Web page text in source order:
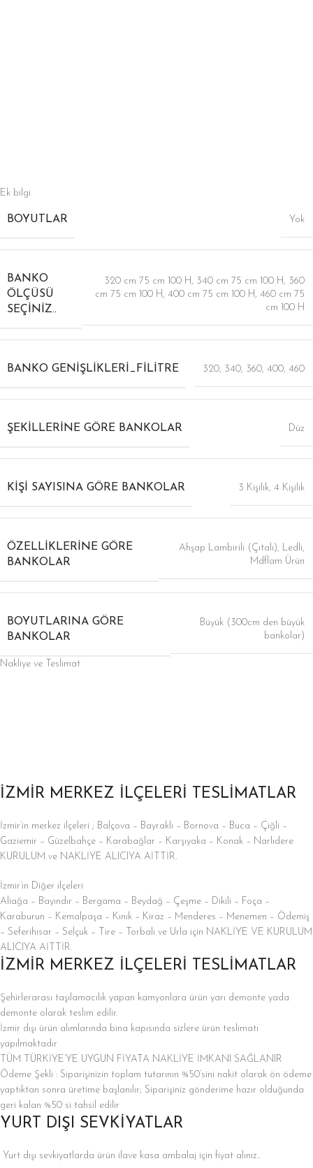
Ek bilgi
BOYUTLAR Yok
BANKO
ÖLÇÜSÜ
SEÇINIZ..
320 cm 75 cm 100 H , 340 cm 75 cm 100 H , 360
cm 75 cm 100 H , 400 cm 75 cm 100 H , 460 cm 75
cm 100 H
BANKO GENIŞLIKLERI_FILITRE 320, 340, 360, 400, 460
ŞEKILLERINE GÖRE BANKOLAR Düz
KIŞI SAYISINA GÖRE BANKOLAR 3 Kişilik, 4 Kişilik
ÖZELLIKLERINE GÖRE
BANKOLAR
Ahşap Lambirili (Çıtalı), Ledli,
Mdflam Ürün
BOYUTLARINA GÖRE
BANKOLAR
Büyük (300cm den büyük
bankolar)
Nakliye ve Teslimat
İZMİR MERKEZ İLÇELERİ TESLİMATLAR
İzmir’in merkez ilçeleri ; Balçova – Bayraklı – Bornova – Buca – Çiğli –
Gaziemir – Güzelbahçe – Karabağlar – Karşıyaka – Konak – Narlıdere
KURULUM ve NAKLİYE ALICIYA AİTTİR.
İzmir’in Diğer ilçeleri
Aliağa – Bayındır – Bergama – Beydağ – Çeşme – Dikili – Foça –
Karaburun – Kemalpaşa – Kınık – Kiraz – Menderes – Menemen – Ödemiş
– Seferihisar – Selçuk – Tire – Torbalı ve Urla için NAKLİYE VE KURULUM
ALICIYA AİTTİR.
İZMİR MERKEZ İLÇELERİ TESLİMATLAR
Şehirlerarası taşılamacılık yapan kamyonlara ürün yarı demonte yada
demonte olarak teslim edilir.
İzmir dışı ürün alımlarında bina kapısında sizlere ürün teslimatı
yapılmaktadır
TÜM TÜRKİYE’YE UYGUN FİYATA NAKLİYE İMKANI SAĞLANIR
Ödeme Şekli : Siparişinizin toplam tutarının %50’sini nakit olarak ön ödeme
yaptıktan sonra üretime başlanılır; Siparişiniz gönderime hazır olduğunda
geri kalan %50 si tahsil edilir
YURT DIŞI SEVKİYATLAR
Yurt dışı sevkiyatlarda ürün ilave kasa ambalaj için fiyat alınız..